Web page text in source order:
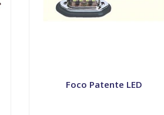
Foco Patente LED